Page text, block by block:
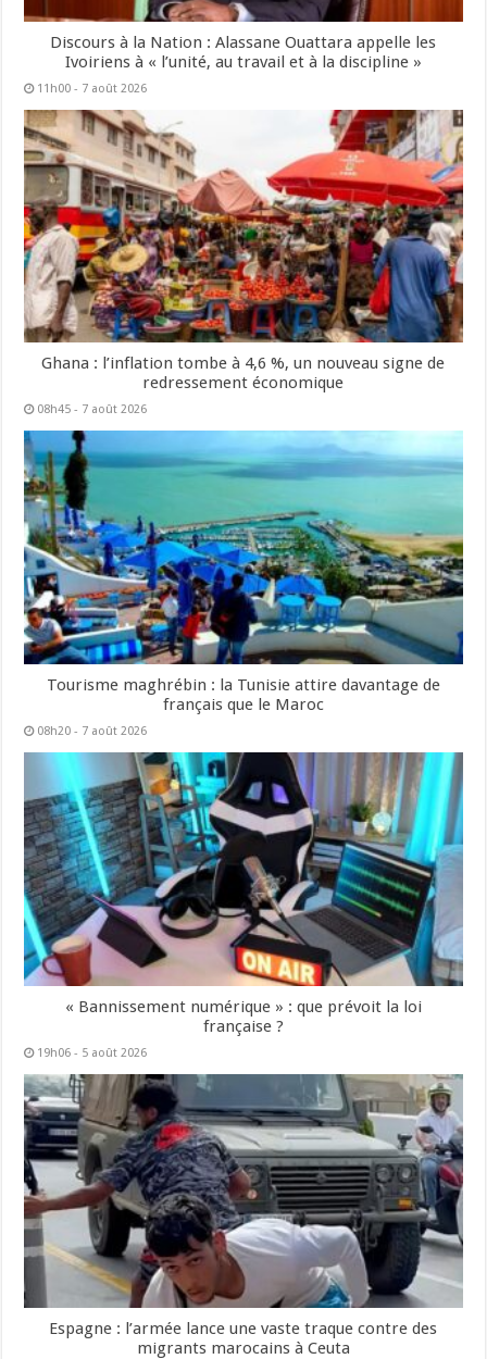
Discours à la Nation : Alassane Ouattara appelle les
Ivoiriens à « l’unité, au travail et à la discipline »
11h00 - 7 août 2026
Ghana : l’inflation tombe à 4,6 %, un nouveau signe de
redressement économique
08h45 - 7 août 2026
Tourisme maghrébin : la Tunisie attire davantage de
français que le Maroc
08h20 - 7 août 2026
« Bannissement numérique » : que prévoit la loi
française ?
19h06 - 5 août 2026
Espagne : l’armée lance une vaste traque contre des
migrants marocains à Ceuta